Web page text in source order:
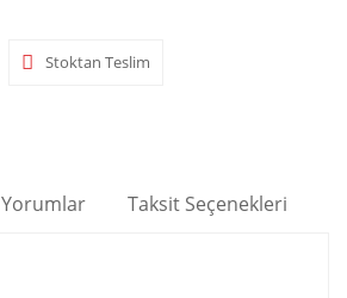
Stoktan Teslim
Yorumlar Taksit Seçenekleri